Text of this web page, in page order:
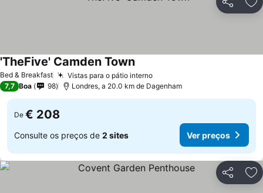
Partilhar
Bed & Breakfast Vistas para o pátio interno
'TheFive' Camden Town
7,7 Boa 98 Londres, a 20.0 km de Dagenham
De € 208
Consulte os preços de 2 sites Ver preços
Partilhar